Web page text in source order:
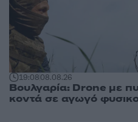
19:0808.08.26
Βουλγαρία: Drone με
κοντά σε αγωγό